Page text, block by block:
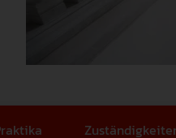
Zusätzliches